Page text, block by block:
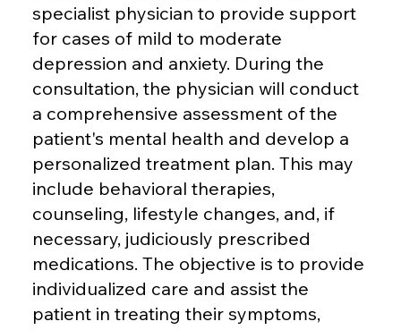
specialist physician to provide support
for cases of mild to moderate
depression and anxiety. During the
consultation, the physician will conduct
a comprehensive assessment of the
patient's mental health and develop a
personalized treatment plan. This may
include behavioral therapies,
counseling, lifestyle changes, and, if
necessary, judiciously prescribed
medications. The objective is to provide
individualized care and assist the
patient in treating their symptoms,